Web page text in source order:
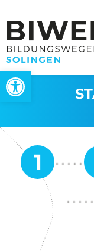
Werkzeugleiste öffnen